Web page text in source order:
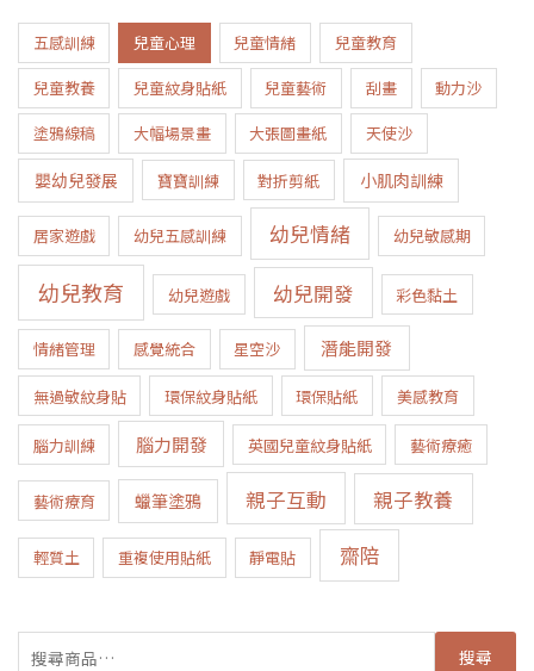
五感訓練 兒童心理 兒童情緒
兒童教育
兒童教養
兒童紋身貼紙 兒童藝術 刮畫
動力沙
塗鴉線稿
大幅場景畫 大張圖畫紙 天使沙
嬰幼兒發展 寶寶訓練 對折剪紙 小肌肉訓練
居家遊戲 幼兒五感訓練 幼兒情緒 幼兒敏感期
幼兒教育 幼兒遊戲 幼兒開發 彩色黏土
情緒管理 感覺統合 星空沙 潛能開發
無過敏紋身貼 環保紋身貼紙 環保貼紙 美感教育
腦力訓練 腦力開發 英國兒童紋身貼紙 藝術療癒
藝術療育 蠟筆塗鴉 親子互動 親子教養
輕質土 重複使用貼紙 靜電貼 齋陪
搜尋